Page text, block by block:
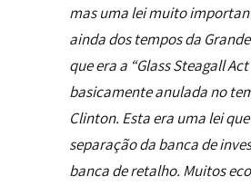
mas uma lei muito
ainda dos tempos da
que era a “Glass Steagall
basicamente anulada no
Clinton. Esta era uma lei
separação da banca de
banca de retalho. Muitos